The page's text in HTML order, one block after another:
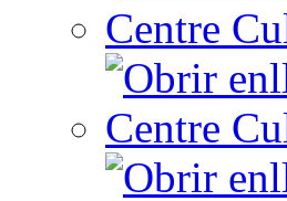
Centre
Centre